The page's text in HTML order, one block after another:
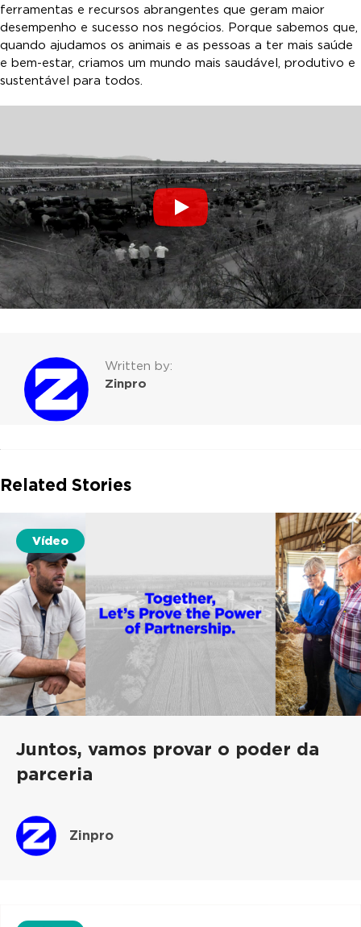
ferramentas e recursos abrangentes que geram maior
desempenho e sucesso nos negócios. Porque sabemos que,
quando ajudamos os animais e as pessoas a ter mais saúde
e bem-estar, criamos um mundo mais saudável, produtivo e
sustentável para todos.
Written by:
Zinpro
Related Stories
Vídeo
Juntos, vamos provar o poder da
parceria
Zinpro